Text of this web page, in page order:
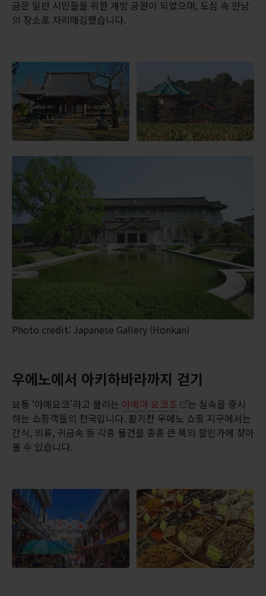
금은 일반 시민들을 위한 개방 공원이 되었으며, 도심 속 만남
의 장소로 자리매김했습니다.
Photo credit: Japanese Gallery (Honkan)
우에노에서 아키하바라까지 걷기
보통 ‘아메요코'라고 불리는 아메야 요코초
는 실속을 중시
하는 쇼핑객들의 천국입니다. 활기찬 우에노 쇼핑 지구에서는
간식, 의류, 귀금속 등 각종 물건을 종종 큰 폭의 할인가에 찾아
볼 수 있습니다.